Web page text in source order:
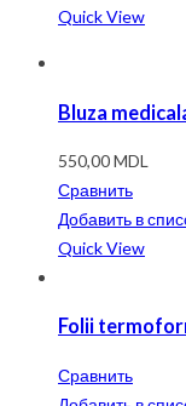
Quick View
Bluza
550,00MDL
Сравнить
Добавить в
Quick View
Folii
Сравнить